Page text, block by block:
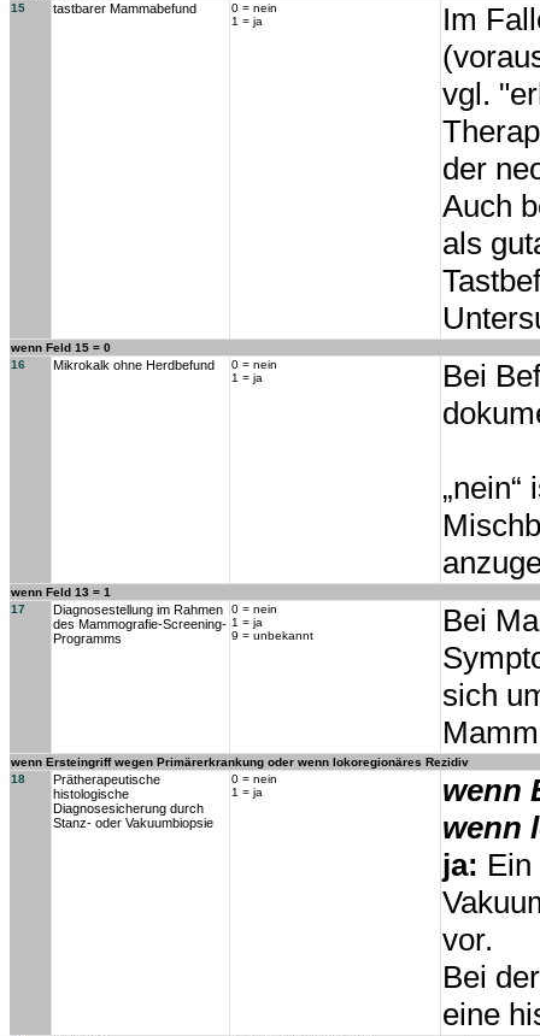
15
tastbarer Mammabefund
0 = nein
1 = ja
Im
vgl.
der
Auch
als
wenn Feld 15 = 0
16
Mikrokalk ohne Herdbefund
0 = nein
1 = ja
Bei
wenn Feld 13 = 1
17
Diagnosestellung im Rahmen
des Mammografie-Screening-
Programms
0 = nein
1 = ja
9 = unbekannt
Bei
sich
wenn Ersteingriff wegen Primärerkrankung oder wenn lokoregionäres Rezidiv
18
Prätherapeutische
histologische
Diagnosesicherung durch
Stanz- oder Vakuumbiopsie
0 = nein
1 = ja
wenn
wenn
ja:
vor.
Bei
eine